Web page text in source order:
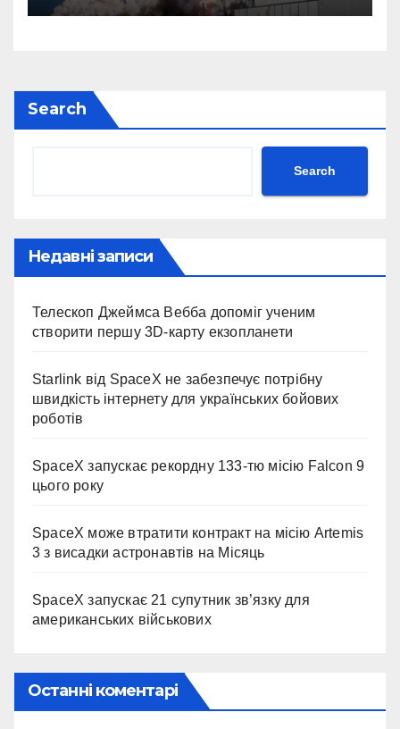
Search
Search
Недавні записи
Телескоп Джеймса Вебба допоміг ученим
створити першу 3D-карту екзопланети
Starlink від SpaceX не забезпечує потрібну
швидкість інтернету для українських бойових
роботів
SpaceX запускає рекордну 133-тю місію Falcon 9
цього року
SpaceX може втратити контракт на місію Artemis
3 з висадки астронавтів на Місяць
SpaceX запускає 21 супутник зв’язку для
американських військових
Останні коментарі